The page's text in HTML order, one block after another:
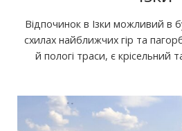
Відпочинок в Ізки можливий в
схилах найближчих гір та
й пологі траси, є крісельний